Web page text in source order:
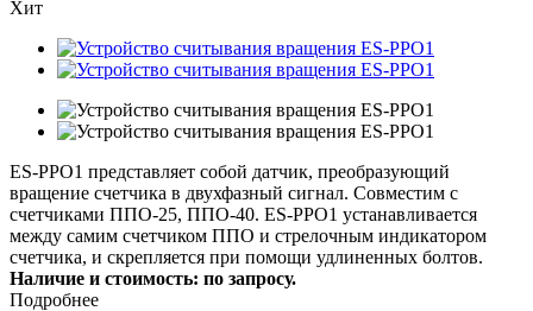
Хит
ES-PPO1 представляет собой датчик, преобразующий
вращение счетчика в двухфазный сигнал. Совместим с
счетчиками ППО-25, ППО-40. ES-PPO1 устанавливается
между самим счетчиком ППО и стрелочным индикатором
счетчика, и скрепляется при помощи удлиненных болтов.
Наличие и стоимость: по запросу.
Подробнее